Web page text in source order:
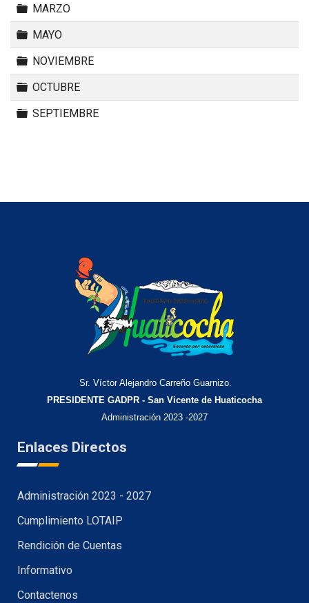
Carpeta
MARZO
Carpeta
MAYO
Carpeta
NOVIEMBRE
Carpeta
OCTUBRE
Carpeta
SEPTIEMBRE
Sr. Víctor Alejandro Carreño Guarnizo.
PRESIDENTE GADPR - San Vicente de Huaticocha
Administración 2023 -2027
Enlaces Directos
Administración 2023 - 2027
Cumplimiento LOTAIP
Rendición de Cuentas
Informativo
Contactenos